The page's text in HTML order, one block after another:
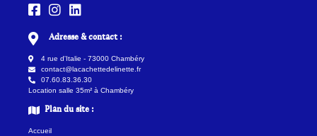
Adresse & contact :
4 rue d'Italie - 73000 Chambéry
contact@lacachettedelinette.fr
07.60.83.36.30
Location salle 35m² à Chambéry
Plan du site :
Accueil